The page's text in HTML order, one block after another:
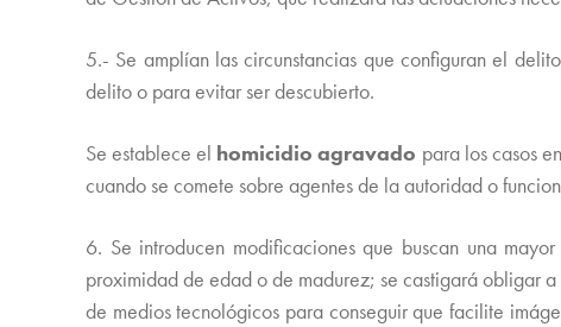
5.- Se amplían las circunstancias que configuran el
delito o para evitar ser descubierto.
Se establece el homicidio agravado para los casos
cuando se comete sobre agentes de la autoridad o
6. Se introducen modificaciones que buscan una
proximidad de edad o de madurez; se castigará obligar
de medios tecnológicos para conseguir que facilite